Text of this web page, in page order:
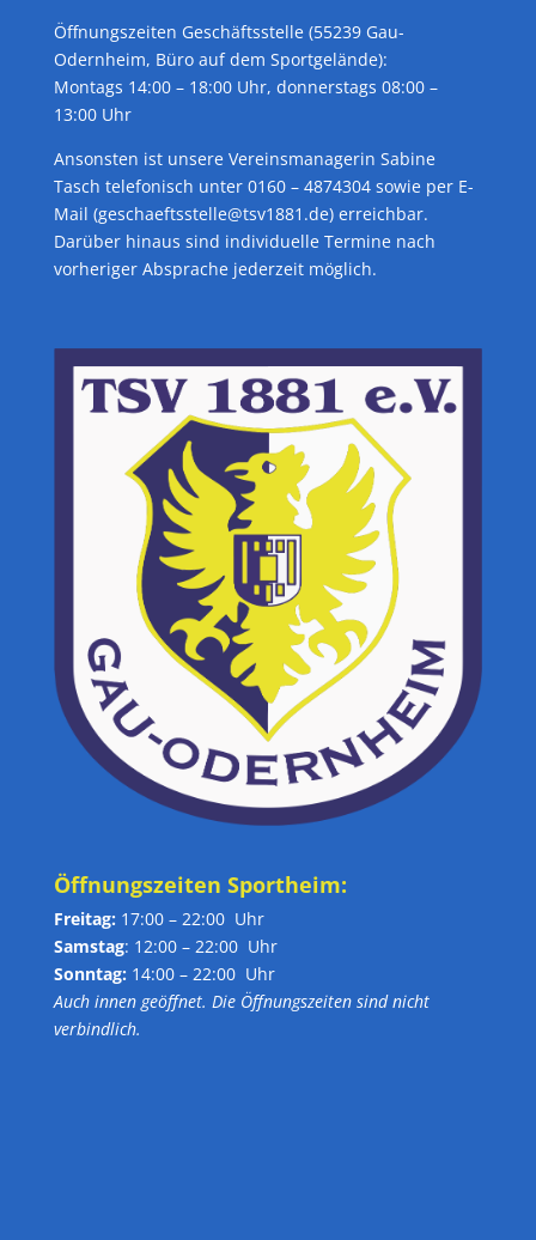
Öffnungszeiten Geschäftsstelle (55239 Gau-
Odernheim, Büro auf dem Sportgelände):
Montags 14:00 – 18:00 Uhr, donnerstags 08:00 –
13:00 Uhr
Ansonsten ist unsere Vereinsmanagerin Sabine
Tasch telefonisch unter 0160 – 4874304 sowie per E-
Mail (geschaeftsstelle@tsv1881.de) erreichbar.
Darüber hinaus sind individuelle Termine nach
vorheriger Absprache jederzeit möglich.
Öffnungszeiten Sportheim:
Freitag: 17:00 – 22:00 Uhr
Samstag: 12:00 – 22:00 Uhr
Sonntag: 14:00 – 22:00 Uhr
Auch innen geöffnet. Die Öffnungszeiten sind nicht
verbindlich.